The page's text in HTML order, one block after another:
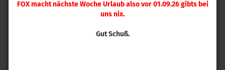
FOX macht nächste Woche Urlaub also vor 01.09.26 gibts bei
uns nix.
Gut Schuß.